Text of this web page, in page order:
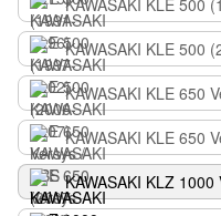
KAWASAKI KLE 500
KAWASAKI KLE 500
KAWASAKI KLE 650
KAWASAKI KLE 650
KAWASAKI KLZ